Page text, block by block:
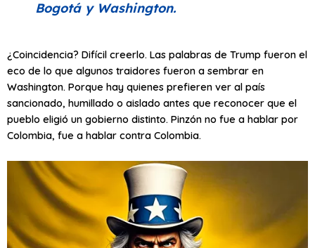
Bogotá y Washington.
¿Coincidencia? Difícil creerlo. Las palabras de Trump fueron el
eco de lo que algunos traidores fueron a sembrar en
Washington. Porque hay quienes prefieren ver al país
sancionado, humillado o aislado antes que reconocer que el
pueblo eligió un gobierno distinto. Pinzón no fue a hablar por
Colombia, fue a hablar contra Colombia.